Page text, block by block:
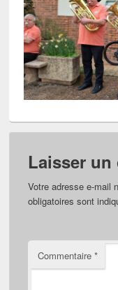
Laisser un
Votre adresse e-mail
obligatoires sont
Commentaire*